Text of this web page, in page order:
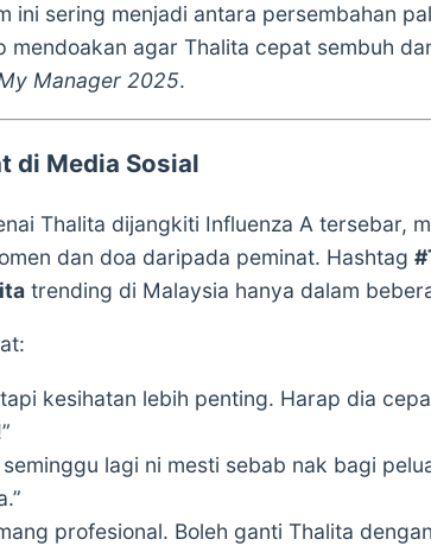
ini sering menjadi antara persembahan
mendoakan agar Thalita cepat sembuh
Manager 2025.
di Media Sosial
Thalita dijangkiti Influenza A tersebar,
dan doa daripada peminat. Hashtag
trending di Malaysia hanya dalam
kesihatan lebih penting. Harap dia
lagi ni mesti sebab nak bagi
profesional. Boleh ganti Thalita